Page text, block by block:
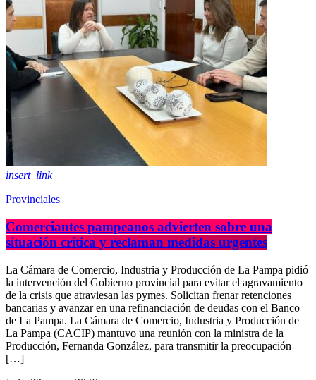
insert_link
Provinciales
Comerciantes pampeanos advierten sobre una
situación crítica y reclaman medidas urgentes
La Cámara de Comercio, Industria y Producción de La Pampa pidió
la intervención del Gobierno provincial para evitar el agravamiento
de la crisis que atraviesan las pymes. Solicitan frenar retenciones
bancarias y avanzar en una refinanciación de deudas con el Banco
de La Pampa. La Cámara de Comercio, Industria y Producción de
La Pampa (CACIP) mantuvo una reunión con la ministra de la
Producción, Fernanda González, para transmitir la preocupación
[…]